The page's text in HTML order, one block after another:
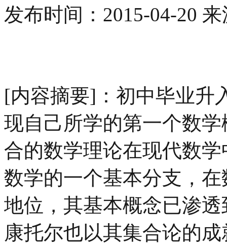
发布时间： 2015-04-20 来
[内容摘要]：初中毕业升
现自己所学的第一个数
合的数学理论在现代数
数学的一个基本分支，
地位，其基本概念已渗
康托尔也以其集合论的